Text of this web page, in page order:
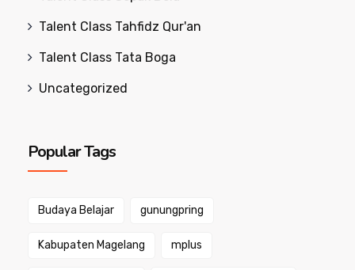
Talent Class Tahfidz Qur'an
Talent Class Tata Boga
Uncategorized
Popular Tags
Budaya Belajar gunungpring
Kabupaten Magelang mplus